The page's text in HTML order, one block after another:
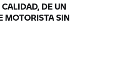
DE UN
MOTORISTA SIN